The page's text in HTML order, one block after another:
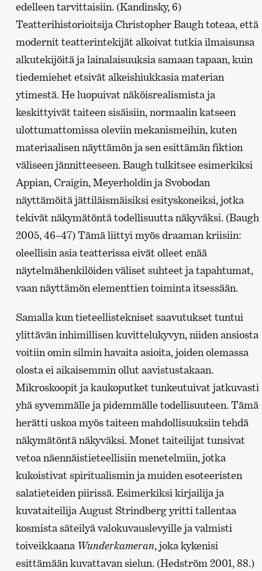
edelleen tarvittaisiin. (Kandinsky, 6)
Teatterihistorioitsija Christopher Baugh toteaa, että
modernit teatterintekijät alkoivat tutkia ilmaisunsa
alkutekijöitä ja lainalaisuuksia samaan tapaan, kuin
tiedemiehet etsivät alkeishiukkasia materian
ytimestä. He luopuivat näköisrealismista ja
keskittyivät taiteen sisäisiin, normaalin katseen
ulottumattomissa oleviin mekanismeihin, kuten
materiaalisen näyttämön ja sen esittämän fiktion
väliseen jännitteeseen. Baugh tulkitsee esimerkiksi
Appian, Craigin, Meyerholdin ja Svobodan
näyttämöitä jättiläismäisiksi esityskoneiksi, jotka
tekivät näkymätöntä todellisuutta näkyväksi. (Baugh
2005, 46–47)Tämä liittyi myös draaman kriisiin:
oleellisin asia teatterissa eivät olleet enää
näytelmähenkilöiden väliset suhteet ja tapahtumat,
vaan näyttämön elementtien toiminta itsessään.
Samalla kun tieteellistekniset saavutukset tuntui
ylittävän inhimillisen kuvittelukyvyn, niiden ansiosta
voitiin omin silmin havaita asioita, joiden olemassa
olosta ei aikaisemmin ollut aavistustakaan.
Mikroskoopit ja kaukoputket tunkeutuivat jatkuvasti
yhä syvemmälle ja pidemmälle todellisuuteen. Tämä
herätti uskoa myös taiteen mahdollisuuksiin tehdä
näkymätöntä näkyväksi. Monet taiteilijat tunsivat
vetoa näennäistieteellisiin menetelmiin, jotka
kukoistivat spiritualismin ja muiden esoteeristen
salatieteiden piirissä. Esimerkiksi kirjailija ja
kuvataiteilija August Strindberg yritti tallentaa
kosmista säteilyä valokuvauslevyille ja valmisti
toiveikkaana Wunderkameran, joka kykenisi
esittämään kuvattavan sielun. (Hedström 2001, 88.)